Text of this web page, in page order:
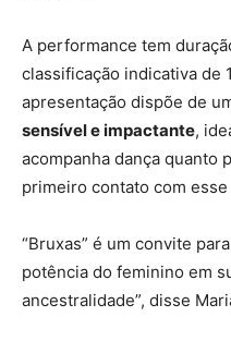
A performance tem
classificação indicativa de
apresentação dispõe de
sensível e impactante,
acompanha dança quanto
primeiro contato com
“Bruxas” é um convite
potência do feminino em
ancestralidade”, disse